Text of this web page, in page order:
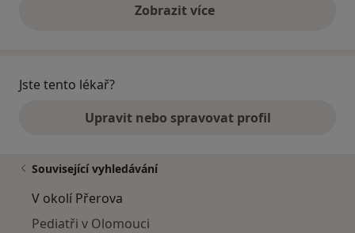
Zobrazit vícevýše uvedené názory
Jste tento lékař?
Upravit nebo spravovat profil
Související vyhledávání
V okolí Přerova
Pediatři v Olomouci